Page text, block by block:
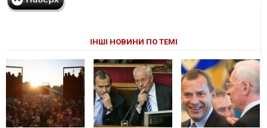
ІНШІ НОВИНИ ПО ТЕМІ